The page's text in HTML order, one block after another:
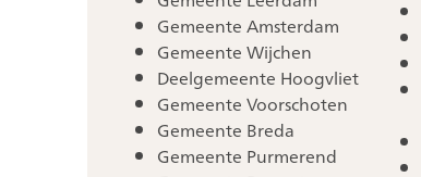
Gemeente Amsterdam
Gemeente Wijchen
Deelgemeente Hoogvliet
Gemeente Voorschoten
Gemeente Breda
Gemeente Purmerend